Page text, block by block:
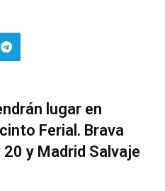
lugar en
Ferial. Brava
y Madrid Salvaje